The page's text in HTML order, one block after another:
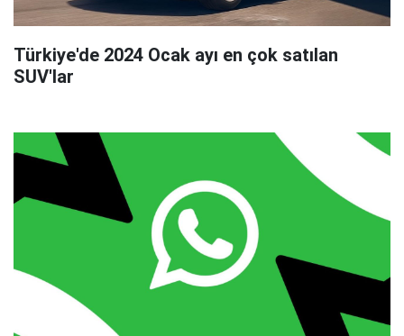
Türkiye'de 2024 Ocak ayı en çok satılan
SUV'lar